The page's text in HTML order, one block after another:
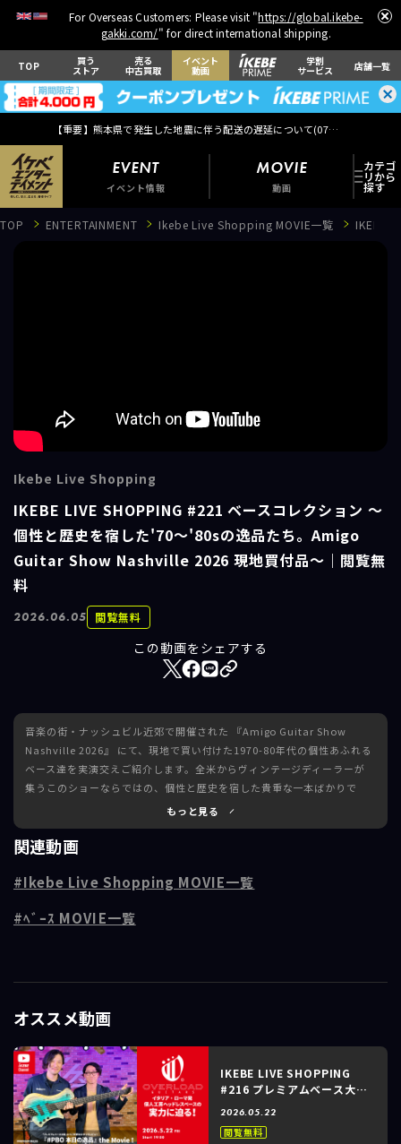
For Overseas Customers: Please visit "https://global.ikebe-
gakki.com/" for direct international shipping.
TOP 買う
ストア
売る
中古買取
イベント
動画
学割
サービス 店舗一覧
【重要】熊本県で発生した地震に伴う配送の遅延について(07月29日
EVENT
イベント情報
MOVIE
動画
TOP ENTERTAINMENT Ikebe Live Shopping MOVIE一覧 IKEBE
Ikebe Live Shopping
IKEBE LIVE SHOPPING #221 ベースコレクション ～
個性と歴史を宿した'70～'80sの逸品たち。Amigo
Guitar Show Nashville 2026 現地買付品～｜閲覧無
料
2026.06.05 閲覧無料
この動画をシェアする
音楽の街・ナッシュビル近郊で開催された 『Amigo Guitar Show
Nashville 2026』 にて、現地で買い付けた1970-80年代の個性あふれる
ベース達を実演交えご紹介します。全米からヴィンテージディーラーが
集うこのショーならではの、個性と歴史を宿した貴重な一本ばかりで
今回は、パンチのある70sサウンドが魅力の1973年製Fender Jazz
一無二の重厚なサウンドを誇る1978年製Alembic Series I / SSB、そし
とともに深掘りしていきます。
----------------------------------------------------
岡崎（池部楽器店 ベースコレクション / フロアチーフ）
初回放送日時：2026/06/05
会場：イケシブSTUDIO
もっと見る
関連動画
Ikebe Live Shopping MOVIE一覧
ﾍﾞｰｽ MOVIE一覧
オススメ動画
IKEBE LIVE SHOPPING
#216 プレミアムベース大阪
Guitars｜イタリア・ローマ
2026.05.22
閲覧無料